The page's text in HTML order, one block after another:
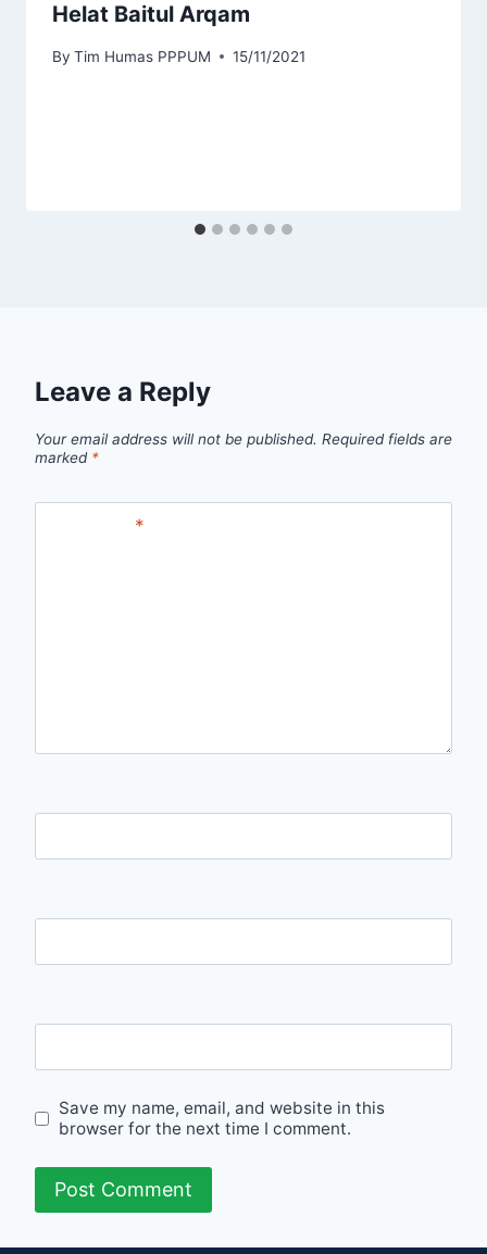
Helat Baitul Arqam
By Tim Humas PPPUM 15/11/2021
Leave a Reply
Your email address will not be published. Required fields are
marked *
*
Save my name, email, and website in this
browser for the next time I comment.